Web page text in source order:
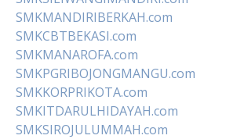
SMKMANDIRIBERKAH.com
SMKCBTBEKASI.com
SMKMANAROFA.com
SMKPGRIBOJONGMANGU.com
SMKKORPRIKOTA.com
SMKITDARULHIDAYAH.com
SMKSIROJULUMMAH.com